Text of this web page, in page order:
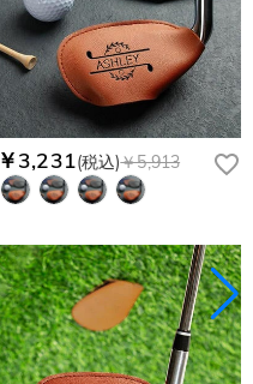
￥3,231(税込)￥5,913